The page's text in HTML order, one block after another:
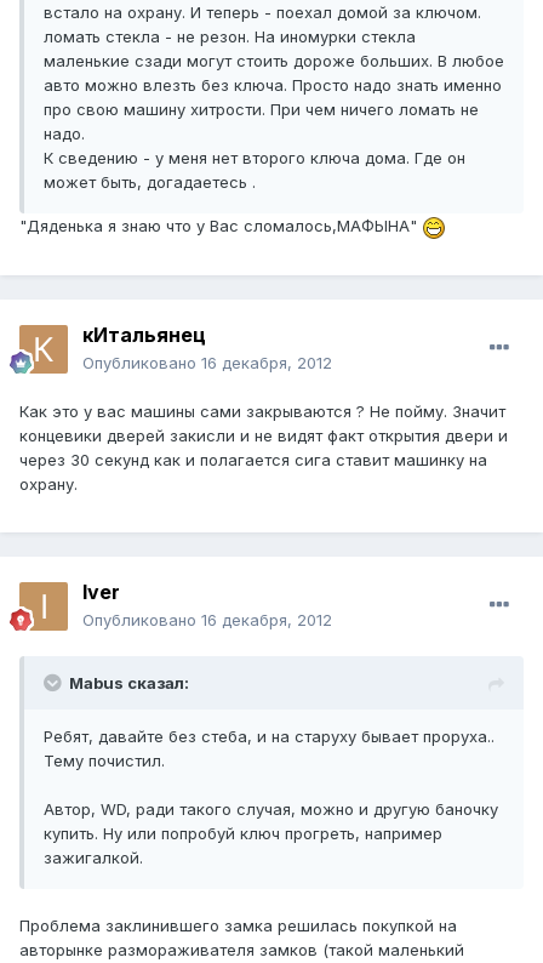
встало на охрану. И теперь - поехал домой за ключом.
ломать стекла - не резон. На иномурки стекла
маленькие сзади могут стоить дороже больших. В любое
авто можно влезть без ключа. Просто надо знать именно
про свою машину хитрости. При чем ничего ломать не
надо.
К сведению - у меня нет второго ключа дома. Где он
может быть, догадаетесь .
"Дяденька я знаю что у Вас сломалось,МАФЫНА"
кИтальянец
Опубликовано 16 декабря, 2012
Как это у вас машины сами закрываются ? Не пойму. Значит
концевики дверей закисли и не видят факт открытия двери и
через 30 секунд как и полагается сига ставит машинку на
охрану.
Iver
Опубликовано 16 декабря, 2012
Mabus сказал:
Ребят, давайте без стеба, и на старуху бывает проруха..
Тему почистил.
Автор, WD, ради такого случая, можно и другую баночку
купить. Ну или попробуй ключ прогреть, например
зажигалкой.
Проблема заклинившего замка решилась покупкой на
авторынке размораживателя замков (такой маленький